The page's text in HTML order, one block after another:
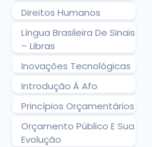
Direitos Humanos
Língua Brasileira De Sinais
– Libras
Inovações Tecnológicas
Introdução À Afo
Princípios Orçamentários
Orçamento Público E Sua
Evolução